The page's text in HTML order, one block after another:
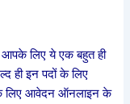
आपके लिए ये एक बहुत ही
ही इन पदों के लिए
के लिए आवेदन ऑनलाइन के